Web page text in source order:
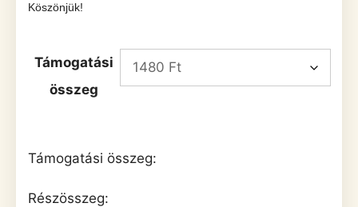
Köszönjük!
Támogatási
összeg
Támogatási összeg:
Részösszeg: